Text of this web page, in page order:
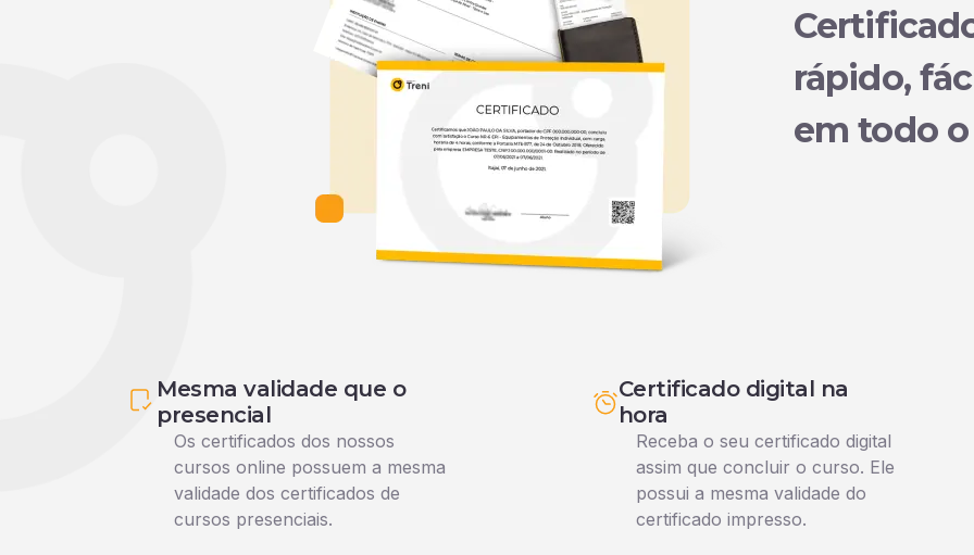
rápido,
em todo
Mesma validade que o
presencial
Os certificados dos nossos
cursos online possuem a mesma
validade dos certificados de
cursos presenciais.
Certificado digital na
hora
Receba o seu certificado digital
assim que concluir o curso. Ele
possui a mesma validade do
certificado impresso.